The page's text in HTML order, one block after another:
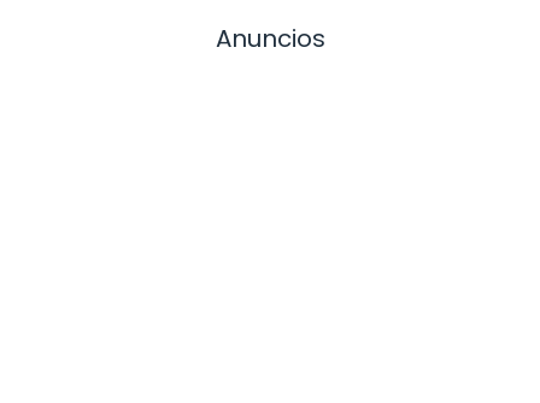
Anuncios